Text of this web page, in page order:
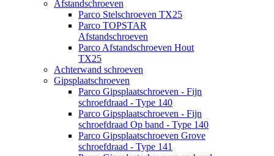
Afstandschroeven
Parco Stelschroeven TX25
Parco TOPSTAR
Afstandschroeven
Parco Afstandschroeven Hout
TX25
Achterwand schroeven
Gipsplaatschroeven
Parco Gipsplaatschroeven - Fijn
schroefdraad - Type 140
Parco Gipsplaatschroeven - Fijn
schroefdraad Op band - Type 140
Parco Gipsplaatschroeven Grove
schroefdraad - Type 141